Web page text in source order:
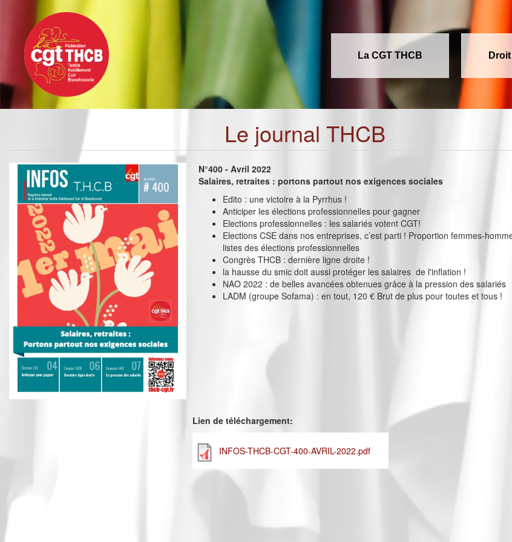
contenu
principal
La CGT THCB
Le journal THCB
N°400 - Avril 2022
Salaires, retraites : portons partout nos exigences sociales
Edito : une victoire à la Pyrrhus !
Anticiper les élections professionnelles pour gagner
Elections professionnelles : les salariés votent CGT!
Elections CSE dans nos entreprises, c’est parti ! Proportion femmes-
listes des élections professionnelles
Congrès THCB : dernière ligne droite !
la hausse du smic doit aussi protéger les salaires de l'inflation !
NAO 2022 : de belles avancées obtenues grâce à la pression des salariés
LADM (groupe Sofama) : en tout, 120 € Brut de plus pour toutes et tous !
Lien de téléchargement:
INFOS-THCB-CGT-400-AVRIL-2022.pdf